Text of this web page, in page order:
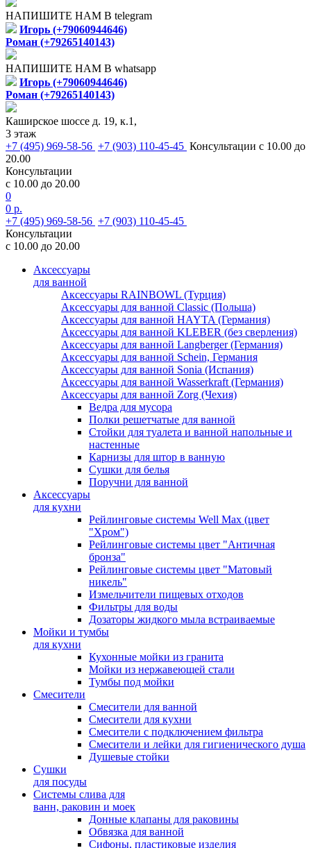
НАПИШИТЕ НАМ В telegram
Игорь (+79060944646)
Роман (+79265140143)
НАПИШИТЕ НАМ В whatsapp
Игорь (+79060944646)
Роман (+79265140143)
Каширское шоссе д. 19, к.1,
3 этаж
+7 (495) 969-58-56 +7 (903) 110-45-45 Консультации с 10.00 до
20.00
Консультации
с 10.00 до 20.00
0
0 р.
+7 (495) 969-58-56 +7 (903) 110-45-45
Консультации
с 10.00 до 20.00
Аксессуары
для ванной
Аксессуары RAINBOWL (Турция)
Аксессуары для ванной Classic (Польша)
Аксессуары для ванной HAYTA (Германия)
Аксессуары для ванной KLEBER (без сверления)
Аксессуары для ванной Langberger (Германия)
Аксессуары для ванной Schein, Германия
Аксессуары для ванной Sonia (Испания)
Аксессуары для ванной Wasserkraft (Германия)
Аксессуары для ванной Zorg (Чехия)
Ведра для мусора
Полки решетчатые для ванной
Стойки для туалета и ванной напольные и
настенные
Карнизы для штор в ванную
Сушки для белья
Поручни для ванной
Аксессуары
для кухни
Рейлинговые системы Well Max (цвет
"Хром")
Рейлинговые системы цвет "Античная
бронза"
Рейлинговые системы цвет "Матовый
никель"
Измельчители пищевых отходов
Фильтры для воды
Дозаторы жидкого мыла встраиваемые
Мойки и тумбы
для кухни
Кухонные мойки из гранита
Мойки из нержавеющей стали
Тумбы под мойки
Смесители
Смесители для ванной
Смесители для кухни
Смесители с подключением фильтра
Cмесители и лейки для гигиенического душа
Душевые стойки
Сушки
для посуды
Системы слива для
ванн, раковин и моек
Донные клапаны для раковины
Обвязка для ванной
Сифоны, пластиковые изделия